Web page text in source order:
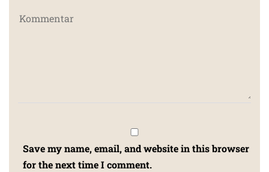
Save my name, email, and website in this browser
for the next time I comment.